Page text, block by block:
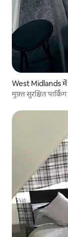
West Midlands में
मुफ़्त सुरक्षित